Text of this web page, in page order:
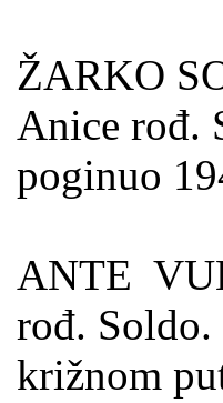
ŽARKO
Anice rođ.
poginuo
ANTE
rođ. Soldo.
križnom